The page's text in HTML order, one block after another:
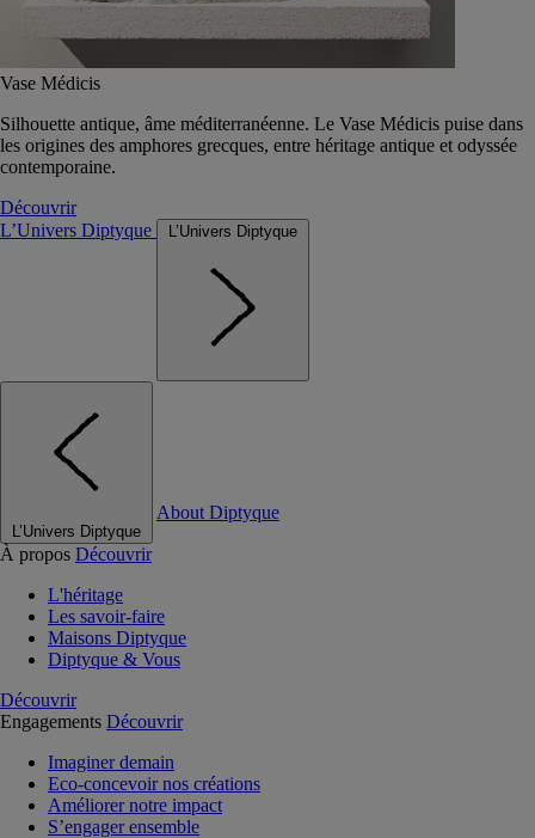
Vase Médicis
Silhouette antique, âme méditerranéenne. Le Vase Médicis puise dans
les origines des amphores grecques, entre héritage antique et odyssée
contemporaine.
Découvrir
L’Univers Diptyque
L’Univers Diptyque
L’Univers Diptyque
About Diptyque
À propos Découvrir
L'héritage
Les savoir-faire
Maisons Diptyque
Diptyque & Vous
Découvrir
Engagements Découvrir
Imaginer demain
Eco-concevoir nos créations
Améliorer notre impact
S’engager ensemble